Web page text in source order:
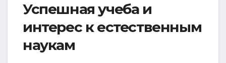
Успешная учеба и
интерес к естественным
наукам